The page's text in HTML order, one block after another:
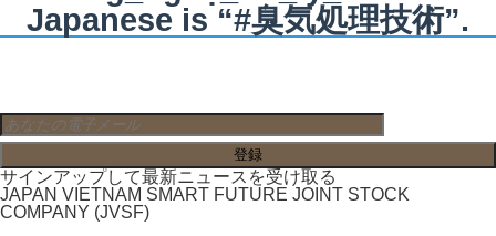
Japanese is “#臭気処理技術”.
サインアップして最新ニュースを受け取る
JAPAN VIETNAM SMART FUTURE JOINT STOCK
COMPANY (JVSF)